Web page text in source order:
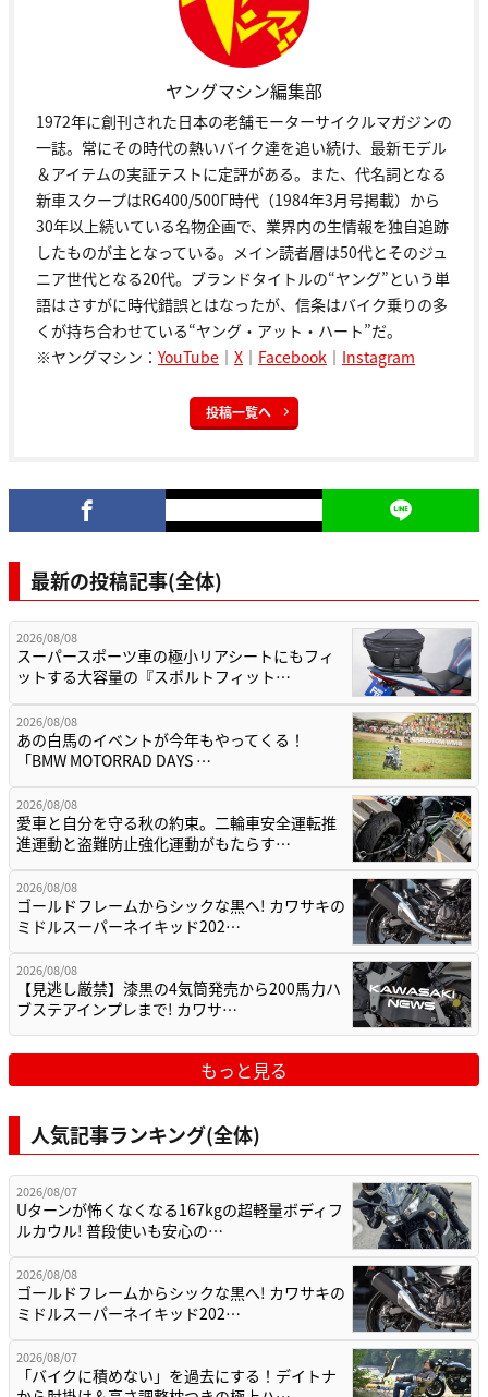
ヤングマシン編集部
1972年に創刊された日本の老舗モーターサイクルマガジンの
一誌。常にその時代の熱いバイク達を追い続け、最新モデル
＆アイテムの実証テストに定評がある。また、代名詞となる
新車スクープはRG400/500Γ時代（1984年3月号掲載）から
30年以上続いている名物企画で、業界内の生情報を独自追跡
したものが主となっている。メイン読者層は50代とそのジュ
ニア世代となる20代。ブランドタイトルの“ヤング”という単
語はさすがに時代錯誤とはなったが、信条はバイク乗りの多
くが持ち合わせている“ヤング・アット・ハート”だ。
※ヤングマシン： YouTube ｜ X ｜ Facebook ｜ Instagram
投稿一覧へ
最新の投稿記事(全体)
2026/08/08
スーパースポーツ車の極小リアシートにもフィ
ットする大容量の『スポルトフィット…
2026/08/08
あの白馬のイベントが今年もやってくる！
「BMW MOTORRAD DAYS …
2026/08/08
愛車と自分を守る秋の約束。二輪車安全運転推
進運動と盗難防止強化運動がもたらす…
2026/08/08
ゴールドフレームからシックな黒へ! カワサキの
ミドルスーパーネイキッド202…
2026/08/08
【見逃し厳禁】漆黒の4気筒発売から200馬力ハ
ブステアインプレまで! カワサ…
もっと見る
人気記事ランキング(全体)
2026/08/07
Uターンが怖くなくなる167kgの超軽量ボディフ
ルカウル! 普段使いも安心の…
2026/08/08
ゴールドフレームからシックな黒へ! カワサキの
ミドルスーパーネイキッド202…
2026/08/07
「バイクに積めない」を過去にする！デイトナ